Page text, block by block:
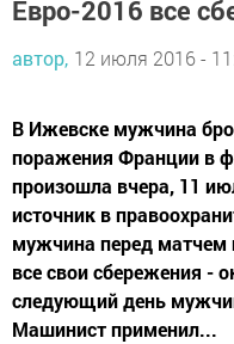
Евро-2016 все
автор, 12 июля 2016 -
В Ижевске мужчина
поражения Франции в
произошла вчера, 11
источник в
мужчина перед матчем
все свои сбережения -
следующий день
Машинист применил...